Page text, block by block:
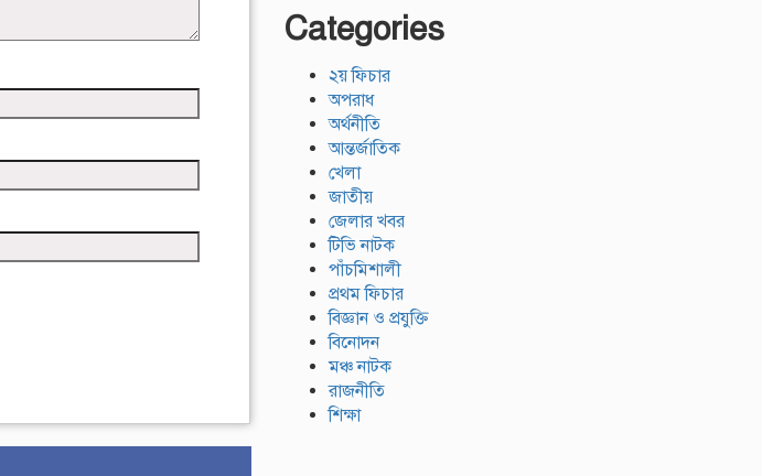
Categories
২য় ফিচার
অপরাধ
অর্থনীতি
আন্তর্জাতিক
খেলা
জাতীয়
জেলার খবর
টিভি নাটক
পাঁচমিশালী
প্রথম ফিচার
বিজ্ঞান ও প্রযুক্তি
বিনোদন
মঞ্চ নাটক
রাজনীতি
শিক্ষা